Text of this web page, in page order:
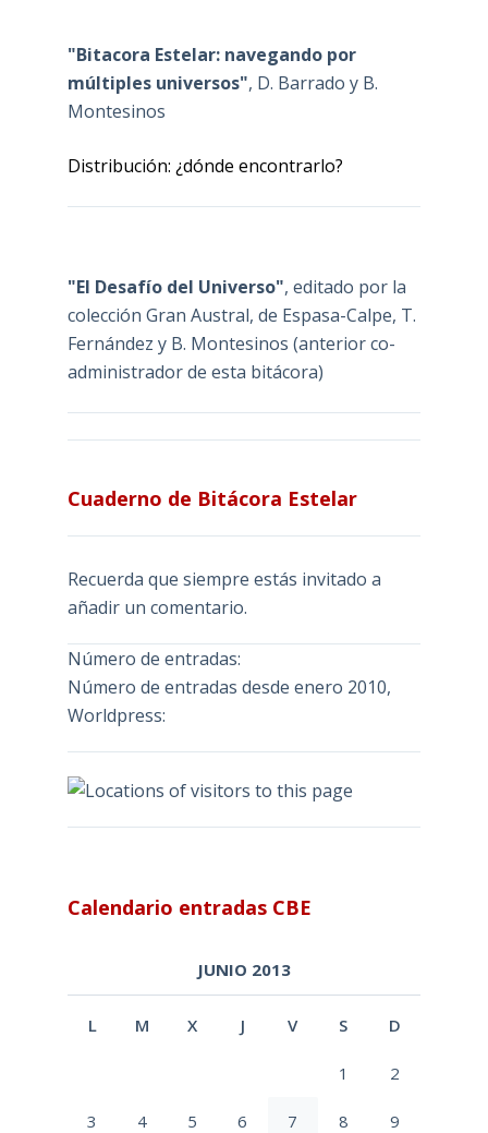
"Bitacora Estelar: navegando por
múltiples universos", D. Barrado y B.
Montesinos
Distribución: ¿dónde encontrarlo?
"El Desafío del Universo", editado por la
colección Gran Austral, de Espasa-Calpe, T.
Fernández y B. Montesinos (anterior co-
administrador de esta bitácora)
Cuaderno de Bitácora Estelar
Recuerda que siempre estás invitado a
añadir un comentario.
Número de entradas:
Número de entradas desde enero 2010,
Worldpress:
Calendario entradas CBE
JUNIO 2013
L M X J V S D
1 2
3 4 5 6 7 8 9